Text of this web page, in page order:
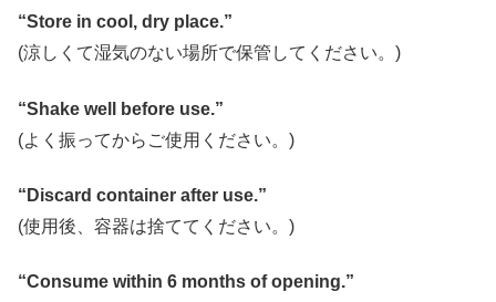
“Store in cool, dry place.”
(涼しくて湿気のない場所で保管してください。)
“Shake well before use.”
(よく振ってからご使用ください。)
“Discard container after use.”
(使用後、容器は捨ててください。)
“Consume within 6 months of opening.”